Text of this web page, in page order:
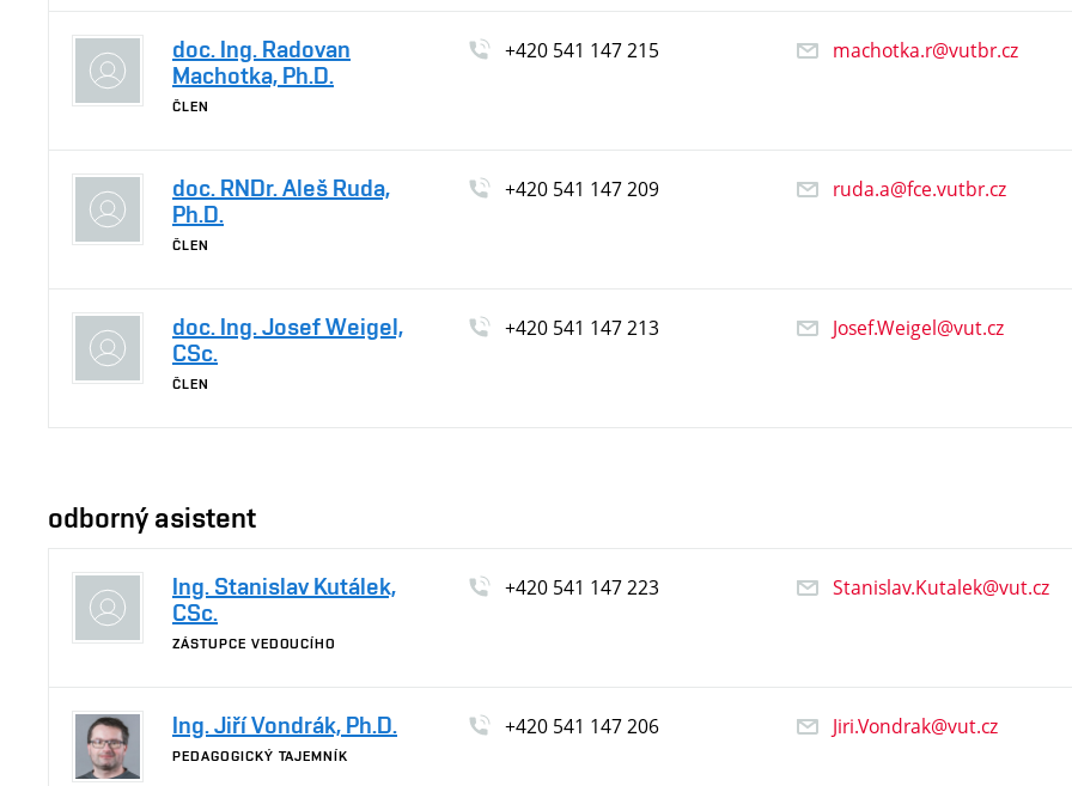
doc. Ing. Radovan
Machotka, Ph.D.
ČLEN
+420541 147215 machotka.r@vutbr.cz
doc. RNDr. Aleš Ruda,
Ph.D.
ČLEN
+420541 147209 ruda.a@fce.vutbr.cz
doc. Ing. Josef Weigel,
CSc.
ČLEN
+420541 147213 Josef.Weigel@vut.cz
odborný asistent
Ing. Stanislav Kutálek,
CSc.
ZÁSTUPCE VEDOUCÍHO
+420541 147223 Stanislav.Kutalek@vut.cz
Ing. Jiří Vondrák, Ph.D.
PEDAGOGICKÝ TAJEMNÍK
+420541 147206 Jiri.Vondrak@vut.cz